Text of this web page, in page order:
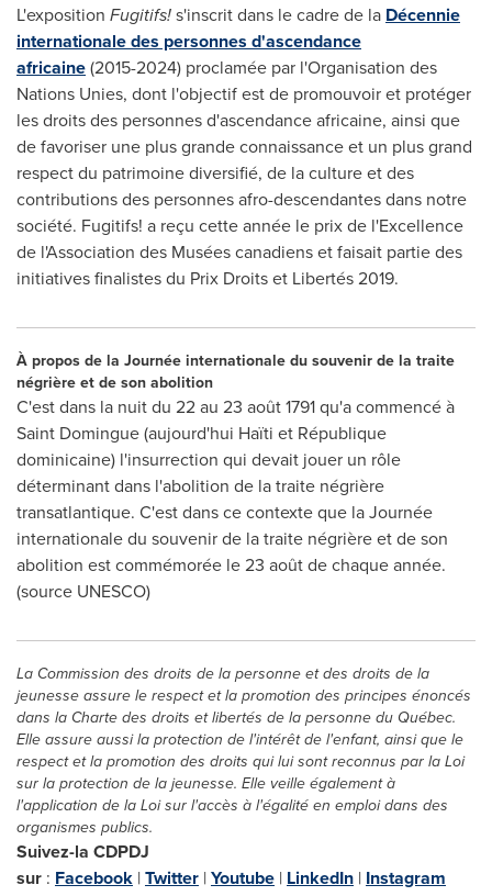
L'exposition Fugitifs!s'inscrit dans le cadre de la Décennie
internationale des personnes d'ascendance
africaine(2015-2024) proclamée par l'Organisation des
Nations Unies, dont l'objectif est de promouvoir et protéger
les droits des personnes d'ascendance africaine, ainsi que
de favoriser une plus grande connaissance et un plus grand
respect du patrimoine diversifié, de la culture et des
contributions des personnes afro-descendantes dans notre
société. Fugitifs! a reçu cette année le prix de l'Excellence
de l'Association des Musées canadiens et faisait partie des
initiatives finalistes du Prix Droits et Libertés 2019.
À propos de la Journée internationale du souvenir de la traite
négrière et de son abolition
C'est dans la nuit du 22 au 23 août 1791 qu'a commencé à
Saint Domingue (aujourd'hui Haïti et République
dominicaine) l'insurrection qui devait jouer un rôle
déterminant dans l'abolition de la traite négrière
transatlantique. C'est dans ce contexte que la Journée
internationale du souvenir de la traite négrière et de son
abolition est commémorée le 23 août de chaque année.
(source UNESCO)
La Commission des droits de la personne et des droits de la
jeunesse assure le respect et la promotion des principes énoncés
dans la Charte des droits et libertés de la personne du Québec.
Elle assure aussi la protection de l'intérêt de l'enfant, ainsi que le
respect et la promotion des droits qui lui sont reconnus par la Loi
sur la protection de la jeunesse. Elle veille également à
l'application de la Loi sur l'accès à l'égalité en emploi dans des
organismes publics.
Suivez-la CDPDJ
sur : Facebook |Twitter |Youtube | LinkedIn | Instagram